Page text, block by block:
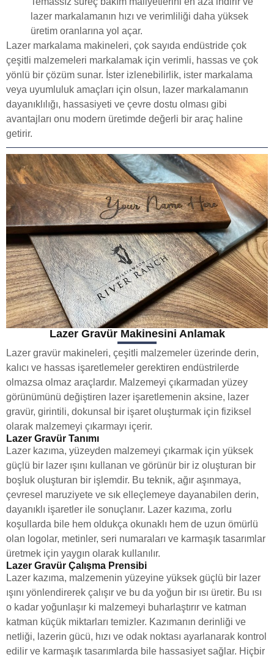
lazer markalamanın hızı ve verimliliği daha yüksek
üretim oranlarına yol açar.
Lazer markalama makineleri, çok sayıda endüstride çok
çeşitli malzemeleri markalamak için verimli, hassas ve çok
yönlü bir çözüm sunar. İster izlenebilirlik, ister markalama
veya uyumluluk amaçları için olsun, lazer markalamanın
dayanıklılığı, hassasiyeti ve çevre dostu olması gibi
avantajları onu modern üretimde değerli bir araç haline
getirir.
Lazer Gravür Makinesini Anlamak
Lazer gravür makineleri, çeşitli malzemeler üzerinde derin,
kalıcı ve hassas işaretlemeler gerektiren endüstrilerde
olmazsa olmaz araçlardır. Malzemeyi çıkarmadan yüzey
görünümünü değiştiren lazer işaretlemenin aksine, lazer
gravür, girintili, dokunsal bir işaret oluşturmak için fiziksel
olarak malzemeyi çıkarmayı içerir.
Lazer Gravür Tanımı
Lazer kazıma, yüzeyden malzemeyi çıkarmak için yüksek
güçlü bir lazer ışını kullanan ve görünür bir iz oluşturan bir
boşluk oluşturan bir işlemdir. Bu teknik, ağır aşınmaya,
çevresel maruziyete ve sık elleçlemeye dayanabilen derin,
dayanıklı işaretler ile sonuçlanır. Lazer kazıma, zorlu
koşullarda bile hem oldukça okunaklı hem de uzun ömürlü
olan logolar, metinler, seri numaraları ve karmaşık tasarımlar
üretmek için yaygın olarak kullanılır.
Lazer Gravür Çalışma Prensibi
Lazer kazıma, malzemenin yüzeyine yüksek güçlü bir lazer
ışını yönlendirerek çalışır ve bu da yoğun bir ısı üretir. Bu ısı
o kadar yoğunlaşır ki malzemeyi buharlaştırır ve katman
katman küçük miktarları temizler. Kazımanın derinliği ve
netliği, lazerin gücü, hızı ve odak noktası ayarlanarak kontrol
edilir ve karmaşık tasarımlarda bile hassasiyet sağlar. Hiçbir